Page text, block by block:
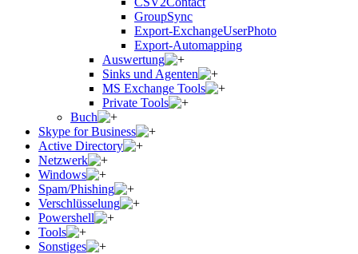
GroupSync
Export-ExchangeUserPhoto
Export-Automapping
Auswertung
Sinks und Agenten
MS Exchange Tools
Private Tools
Buch
Skype for Business
Active Directory
Netzwerk
Windows
Spam/Phishing
Verschlüsselung
Powershell
Tools
Sonstiges